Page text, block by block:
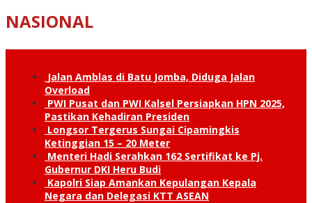
NASIONAL
Jalan Amblas di Batu Jomba, Diduga Jalan
Overload
PWI Pusat dan PWI Kalsel Persiapkan HPN 2025,
Pastikan Kehadiran Presiden
Longsor Tergerus Sungai Cipamingkis
Ketinggian 15 – 20 Meter
Menteri Hadi Serahkan 162 Sertifikat ke Pj.
Gubernur DKI Heru Budi
Kapolri Siap Amankan Kepulangan Kepala
Negara dan Delegasi KTT ASEAN